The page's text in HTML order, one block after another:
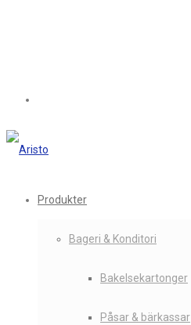
Produkter
Bageri & Konditori
Bakelsekartonger
Påsar & bärkassar